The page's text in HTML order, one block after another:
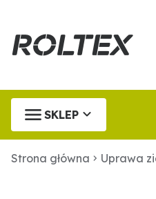
SKLEP
Strona główna Uprawa